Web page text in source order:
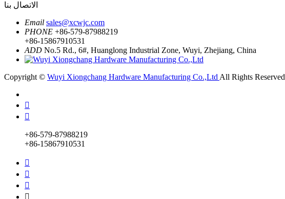
الاتصال بنا
Email sales@xcwjc.com
PHONE +86-579-87988219
+86-15867910531
ADD No.5 Rd., 6#, Huanglong Industrial Zone, Wuyi, Zhejiang, China
Copyright © Wuyi Xiongchang Hardware Manufacturing Co.,Ltd All Rights Reserved


+86-579-87988219
+86-15867910531



